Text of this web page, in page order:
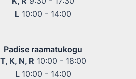
L 10:00 - 14:00
Padise raamatukogu
T, K, N, R 10:00 - 18:00
L 10:00 - 14:00